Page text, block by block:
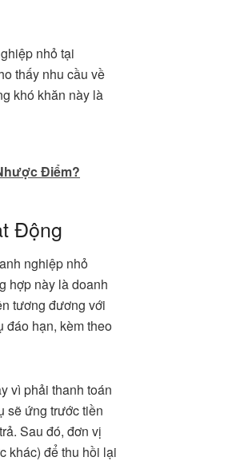
nhỏ tại
thấy nhu cầu về
khó khăn này là
Điểm?
Động
nghiệp nhỏ
hợp này là doanh
tương đương với
đáo hạn, kèm theo
vì phải thanh toán
sẽ ứng trước tiền
Sau đó, đơn vị
khác) để thu hồi lại